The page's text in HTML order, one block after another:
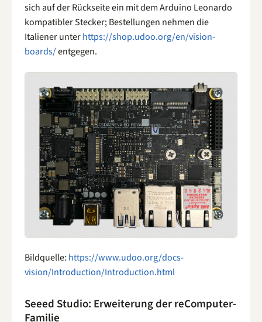
sich auf der Rückseite ein mit dem Arduino Leonardo
kompatibler Stecker; Bestellungen nehmen die
Italiener unterhttps://shop.udoo.org/en/vision-
boards/entgegen.
Bildquelle: https://www.udoo.org/docs-
vision/Introduction/Introduction.html
Seeed Studio: Erweiterung der reComputer-
Familie